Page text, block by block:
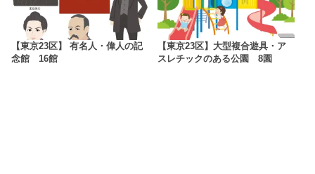
【東京23区】 有名人・偉人の記
念館 16館
【東京23区】大型複合遊具・ア
スレチックのある公園 8園